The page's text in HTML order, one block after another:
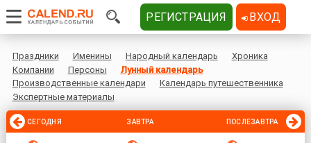
Праздники Именины Народный календарь
Хроника
Компании
Персоны
Лунный календарь
Производственные календари
Календарь путешественника
Экспертные материалы
СЕГОДНЯ ЗАВТРА ПОСЛЕЗАВТРА
РЕГИСТРАЦИЯ ВХОД